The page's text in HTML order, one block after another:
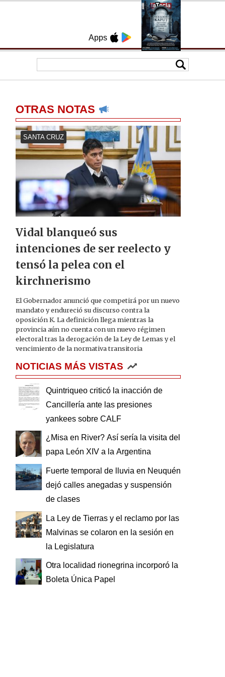
Apps
OTRAS NOTAS
SANTA CRUZ
Vidal blanqueó sus
intenciones de ser reelecto y
tensó la pelea con el
kirchnerismo
El Gobernador anunció que competirá por un nuevo
mandato y endureció su discurso contra la
oposición K. La definición llega mientras la
provincia aún no cuenta con un nuevo régimen
electoral tras la derogación de la Ley de Lemas y el
vencimiento de la normativa transitoria
NOTICIAS MÁS VISTAS
Quintriqueo criticó la inacción de
Cancillería ante las presiones
yankees sobre CALF
¿Misa en River? Así sería la visita del
papa León XIV a la Argentina
Fuerte temporal de lluvia en Neuquén
dejó calles anegadas y suspensión
de clases
La Ley de Tierras y el reclamo por las
Malvinas se colaron en la sesión en
la Legislatura
Otra localidad rionegrina incorporó la
Boleta Única Papel